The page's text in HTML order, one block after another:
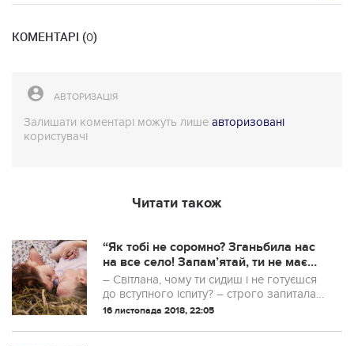
КОМЕНТАРІ (0)
АВТОРИЗАЦІЯ
Залишати коментарі можуть лише авторизовані
користувачі
Читати також
“Як тобі не соромно? Зганьбила нас
на все село! Запам’ятай, ти не маєш
батьків”: у 16 я зaвaгiтнiла і батько
вивіз мене на вокзал
– Світлана, чому ти сидиш і не готуєшся
до вступного іспиту? – строго запитала
мати. – Зараз буду готується, – тихо
втягнути живіт.
16 листопада 2018, 22:05